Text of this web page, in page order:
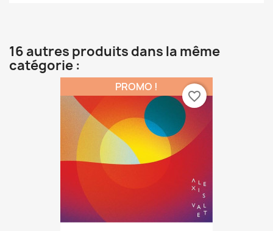
16 autres produits dans la même
catégorie :
PROMO !
favorite_border